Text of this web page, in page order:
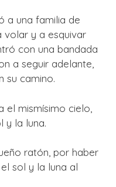
a una familia de
volar y a esquivar
con una bandada
a seguir adelante,
su camino.
el mismísimo cielo,
y la luna.
ratón, por haber
sol y la luna al